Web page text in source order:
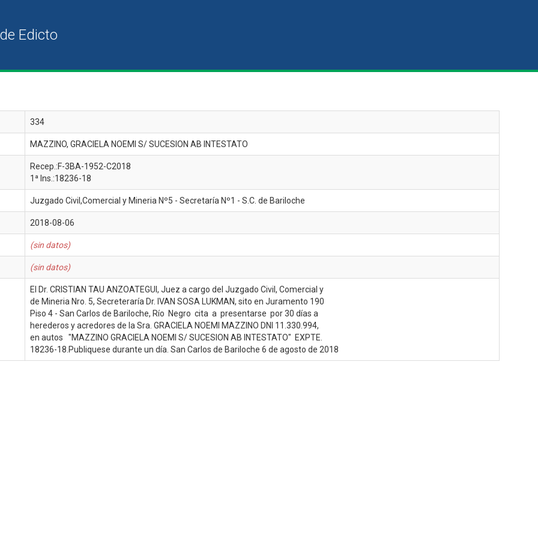
334
MAZZINO, GRACIELA NOEMI S/ SUCESION AB INTESTATO
Recep.:F-3BA-1952-C2018
1ª Ins.:18236-18
Juzgado Civil,Comercial y Mineria Nº5 - Secretaría Nº1 - S.C. de Bariloche
2018-08-06
(sin datos)
(sin datos)
El Dr. CRISTIAN TAU ANZOATEGUI, Juez a cargo del Juzgado Civil, Comercial y
de Mineria Nro. 5, Secreteraría Dr. IVAN SOSA LUKMAN, sito en Juramento 190
Piso 4 - San Carlos de Bariloche, Río Negro cita a presentarse por 30 días a
herederos y acredores de la Sra. GRACIELA NOEMI MAZZINO DNI 11.330.994,
en autos "MAZZINO GRACIELA NOEMI S/ SUCESION AB INTESTATO" EXPTE.
18236-18.Publiquese durante un día. San Carlos de Bariloche 6 de agosto de 2018